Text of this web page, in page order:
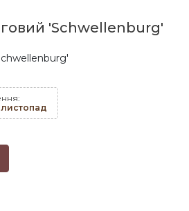
'Schwellenburg'
листопад